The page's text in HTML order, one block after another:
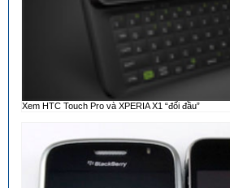
Xem HTC Touch Pro và XPERIA X1 “đối đầu”